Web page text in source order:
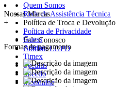
Quem Somos
Rede de Assistência Técnica
Política de Troca e Devolução
Poítica de Privacidade
Fale Conosco
Contato LGPD
Nossas Marcas
+
Guess
Adidas
Timex
Seculus
Speedo
Mondaine
Formas de pagamento